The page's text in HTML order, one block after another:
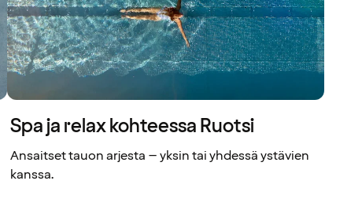
Spa ja relax kohteessa Ruotsi
Ansaitset tauon arjesta – yksin tai yhdessä ystävien
kanssa.